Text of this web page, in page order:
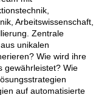
Arbeitswissenschaft,
Zentrale
unikalen
Wie wird ihre
gewährleistet? Wie
auf automatisierte